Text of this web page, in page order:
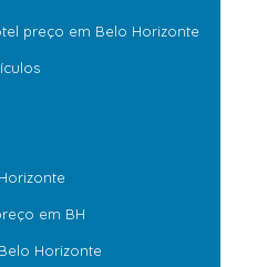
preço em Belo Horizonte
em BH
Horizonte